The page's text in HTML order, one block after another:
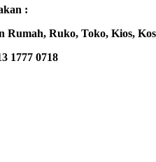
:
Rumah, Ruko, Toko, Kios,
1777 0718